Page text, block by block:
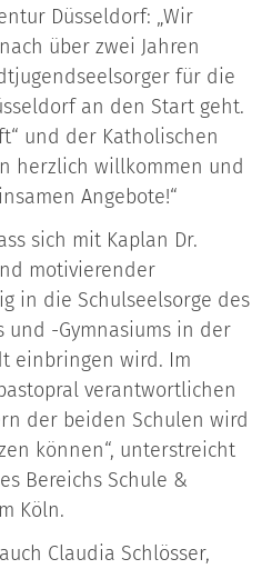
Düsseldorf: „Wir
über zwei Jahren
für die
an den Start geht.
und der Katholischen
herzlich willkommen und
Angebote!“
sich mit Kaplan Dr.
motivierender
in die Schulseelsorge des
und -Gymnasiums in der
einbringen wird. Im
verantwortlichen
der beiden Schulen wird
können“, unterstreicht
Bereichs Schule &
Köln.
Claudia Schlösser,